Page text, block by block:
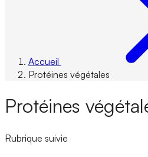
Accueil
Protéines végétales
Protéines
Rubrique suivie